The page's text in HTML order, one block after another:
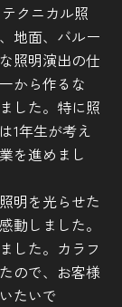
クニカル照
地面、バルー
照明演出の仕
から作るな
した。特に照
1年生が考え
を進めまし
明を光らせた
動しました。
した。カラフ
ので、お客様
たいで